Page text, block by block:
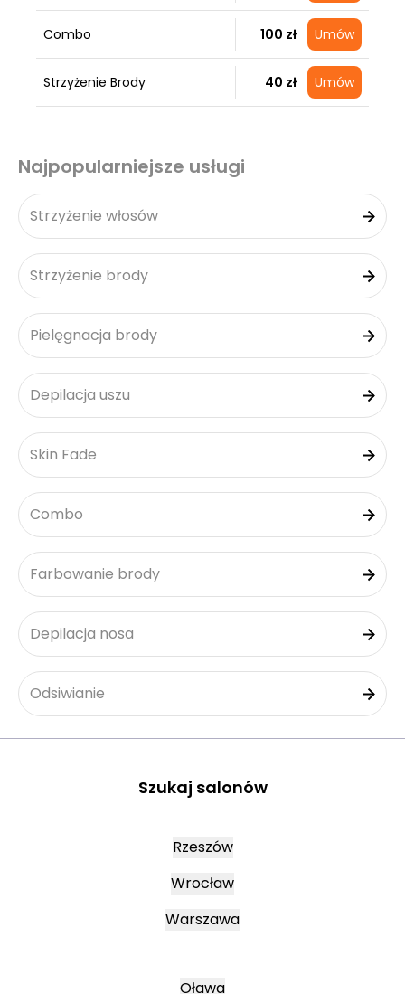
Combo 100 zł Umów
Strzyżenie Brody 40 zł Umów
Najpopularniejsze usługi
Strzyżenie włosów
Strzyżenie brody
Pielęgnacja brody
Depilacja uszu
Skin Fade
Combo
Farbowanie brody
Depilacja nosa
Odsiwianie
Szukaj salonów
Rzeszów
Wrocław
Warszawa
Oława